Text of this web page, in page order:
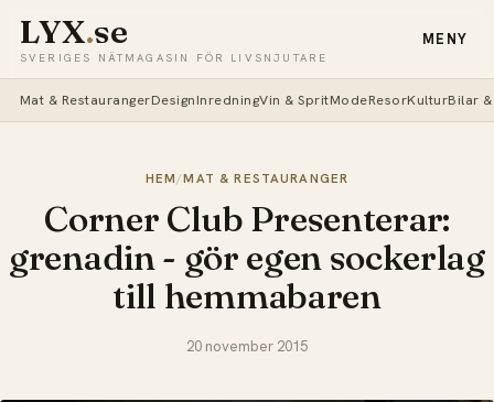
LYX.se
SVERIGES NÄTMAGASIN FÖR LIVSNJUTARE
MENY
Mat & RestaurangerDesignInredningVin & SpritModeResorKulturBilar
HEM/MAT & RESTAURANGER
Corner Club Presenterar:
grenadin - gör egen sockerlag
till hemmabaren
20 november 2015